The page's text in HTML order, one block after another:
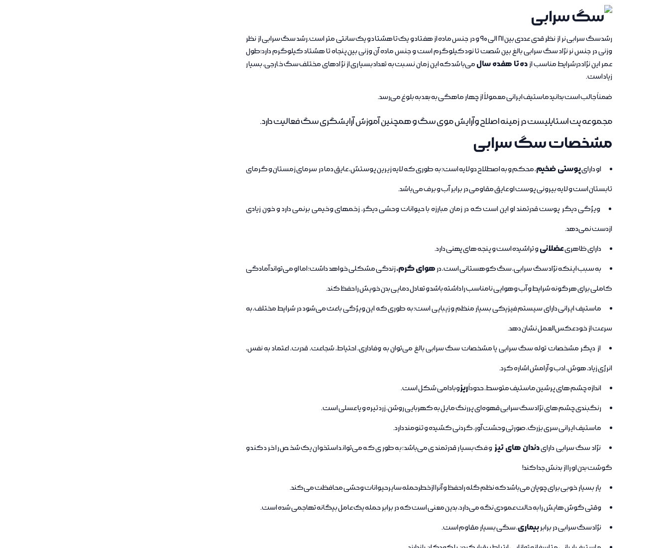
رشد سگ سرابی نر از نظر قدی عددی بین 81 الی 90 و در جنس ماده از هفتاد و یک تا هشتاد و یک سانتی متر است.رشد سگ سرابی از نظر
وزنی در جنس نر نژاد سگ سرابی بالغ بین شصت تا نود کیلوگرم است و جنس ماده آن وزنی بین پنجاه تا هشتاد کیلوگرم دارد؛طول
عمر این نژاد درشرایط مناسب از ده تا هفده سال میباشد که این زمان نسبت به تعداد بسیاری از نژادهای مختلف سگ خارجی، بسیار
زیاد است.
ضمناً جالب است بدانید ماستیف ایرانی معمولاً از چهار ماهگی به بعد به بلوغ می‌رسد.
مجموعه پت استایلیست در زمینه اصلاح وآرایش موی سگ و همچنین آموزش آرایشگری سگ فعالیت دارد.
مشخصات سگ سرابی
او دارایپوستی ضخیم، محکم و به اصطلاح دولایه است؛ به طوری که لایه زیرین پوستش، عایق دما در سرمای زمستان و گرمای
تابستان است و لایه بیرونی پوست او عایق مقاومی در برابر آب و برف می‌باشد.
ویژگی دیگر پوست قدرتمند او این است که در زمان مبارزه با حیوانات وحشی دیگر، زخمهای وخیمی برنمی ‌دارد و خون زیادی
ازدست نمی‌دهد.
دارای ظاهریعضلانی و تراشیده است و پنجه‌ های پهنی دارد.
به سبب اینکه نژاد سگ سرابی، سگ کوهستانی است، در هوای گرم،زندگی مشکلی خواهد داشت؛ اما او می‌تواند آمادگی
کاملی برای هرگونه شرایط و آب وهوایی نامناسب را داشته باشد و تعادل دمایی بدن خویش را حفظ کند.
ماستیف ایرانی دارای سیستم فیزیکی بسیار منظم و زیبایی است؛ به طوری که این ویژگی باعث می‌شود در شرایط مختلف، به
سرعت از خود عکس‌العمل نشان دهد.
از دیگر مشخصات توله سگ سرابی یا مشخصات سگ سرابی بالغ می‌توان به وفاداری، احتیاط، شجاعت، قدرت، اعتماد به نفس،
انرژی زیاد، هوش، ادب و آرامش اشاره کرد.
اندازه چشم های پرشین ماستیف متوسط، حدوداًریزوبادامی شکل است.
رنگبندی چشم های نژاد سگ سرابی قهوه‌ای پررنگ مایل به کهربایی روشن، زرد تیره و یا عسلی است.
ماستیف ایرانی سری بزرگ، صورتی وحشت آور، گردنی کشیده و تنومند دارد.
نژاد سگ سرابی دارایدندان های تیز و فک بسیار قدرتمندی می‌باشد؛ به طوری که می‌تواند استخوان یک شخص را خرد کند و
گوشت بدن او را از بدنش جدا کند!
یار بسیار خوبی برای چوپان می‌باشد که نظم گله راحفظ و آنرا ازخطرحمله سایرحیوانات وحشی محافظت می‌کند.
وقتی گوش هایش را به حالت عمودی نگه می‌دارد، بدین معنی است که در برابر حمله یک عامل بیگانه تهاجمی شده است.
نژاد سگ سرابی در برابربیماری، سگی بسیار مقاوماست.